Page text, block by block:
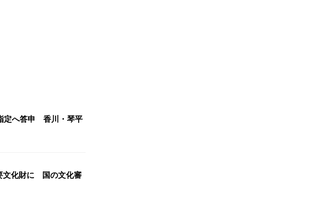
定へ答申 香川・琴平
文化財に 国の文化審